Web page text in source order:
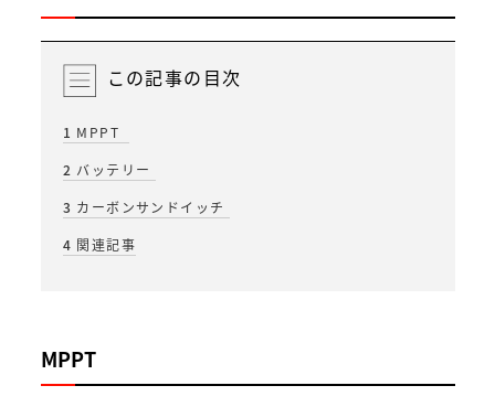
この記事の目次
1 MPPT
2 バッテリー
3 カーボンサンドイッチ
4 関連記事
MPPT